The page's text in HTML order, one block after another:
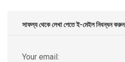
সাফল্য থেকে লেখা পেতে ই-মেইল নিবন্ধন করুন
Your email: